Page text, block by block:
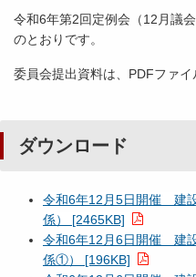
令和6年第2回定例会（12月議
のとおりです。
委員会提出資料は、PDFファイ
ダウンロード
令和6年12月5日開催 建
係） [2465KB]
令和6年12月6日開催 建
係①） [196KB]